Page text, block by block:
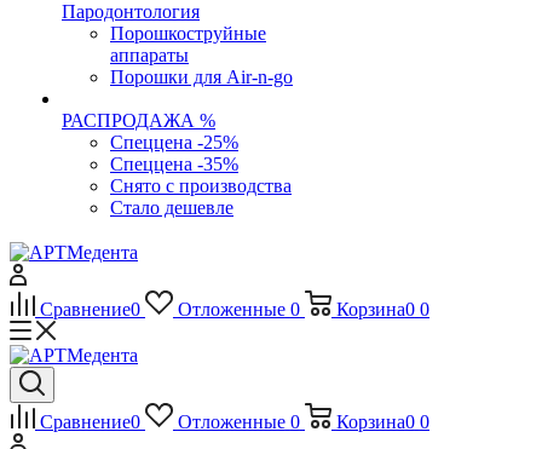
Пародонтология
Порошкоструйные
аппараты
Порошки для Air-n-go
РАСПРОДАЖА %
Спеццена -25%
Спеццена -35%
Снято с производства
Стало дешевле
Сравнение0 Отложенные 0 Корзина0 0
Сравнение0 Отложенные 0 Корзина0 0